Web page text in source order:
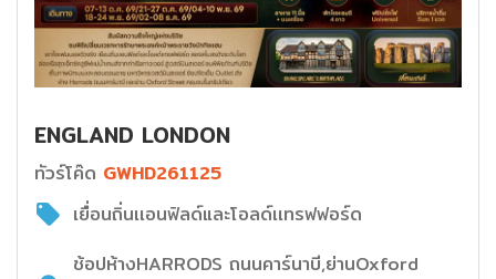
ENGLAND LONDON
ทัวร์โค๊ด GWHD261125
เยื่อนถิ่นเเอนฟิลด์และโอลด์เเทรฟฟอร์ด
ช้อปห้างHARRODS ถนนคาร์นาบี,ย่านOxford